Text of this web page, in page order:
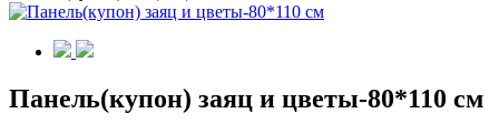
Панель(купон) заяц и цветы-80*110 см